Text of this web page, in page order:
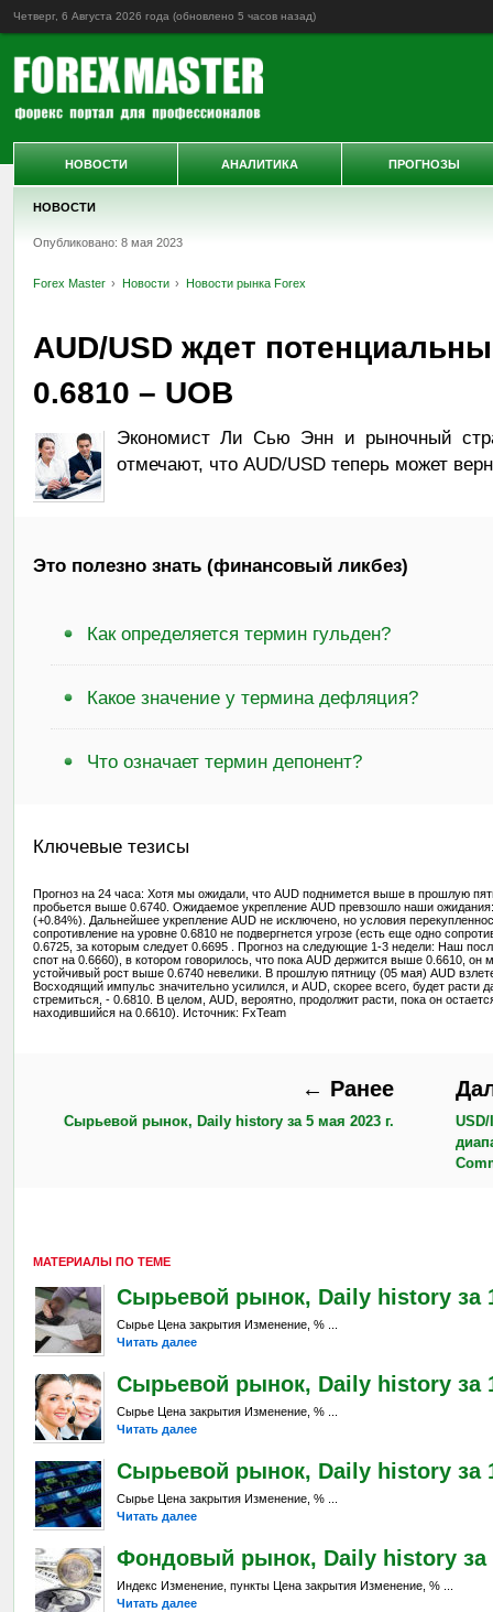
Четверг, 6 Августа 2026 года (обновлено 5 часов назад)
НОВОСТИ
Опубликовано: 8 мая 2023
Forex Master Новости Новости рынка Forex
AUD/USD ждет
0.6810 – UOB
Экономист Ли Сью Энн и рыночный
отмечают, что AUD/USD теперь может
Это полезно знать (финансовый ликбез)
Как определяется термин гульден?
Какое значение у термина дефляция?
Что означает термин депонент?
Ключевые тезисы
Прогноз на 24 часа: Хотя мы ожидали, что AUD поднимется выше в прошлую
пробьется выше 0.6740. Ожидаемое укрепление AUD превзошло наши
(+0.84%). Дальнейшее укрепление AUD не исключено, но условия
сопротивление на уровне 0.6810 не подвергнется угрозе (есть еще одно
0.6725, за которым следует 0.6695 . Прогноз на следующие 1-3 недели: Наш
спот на 0.6660), в котором говорилось, что пока AUD держится выше 0.6610,
устойчивый рост выше 0.6740 невелики. В прошлую пятницу (05 мая) AUD
Восходящий импульс значительно усилился, и AUD, скорее всего, будет
стремиться, - 0.6810. В целом, AUD, вероятно, продолжит расти, пока он
находившийся на 0.6610). Источник: FxTeam
← Ранее
Сырьевой рынок, Daily history за 5 мая 2023 г.
МАТЕРИАЛЫ ПО ТЕМЕ
Сырьевой рынок, Daily history за
Сырье Цена закрытия Изменение, % ...
Читать далее
Сырьевой рынок, Daily history за
Сырье Цена закрытия Изменение, % ...
Читать далее
Сырьевой рынок, Daily history за
Сырье Цена закрытия Изменение, % ...
Читать далее
Фондовый рынок, Daily history за
Индекс Изменение, пункты Цена закрытия Изменение, % ...
Читать далее
НОВОСТИ АНАЛИТИКА ПРОГНОЗЫ